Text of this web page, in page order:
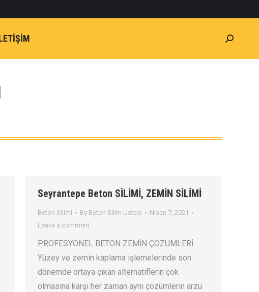
Seyrantepe Beton SİLİMİ, ZEMİN SİLİMİ
Beton Silimi By Beton Silim Ustası
Nisan 7, 2021
Leave a comment
PROFESYONEL BETON ZEMİN ÇÖZÜMLERİ
Yüzey ve zemin kaplama işlemelerinde son
dönemde ortaya çıkan alternatiflerin çok
olmasına karşı her zaman aynı çözümlerin arzu